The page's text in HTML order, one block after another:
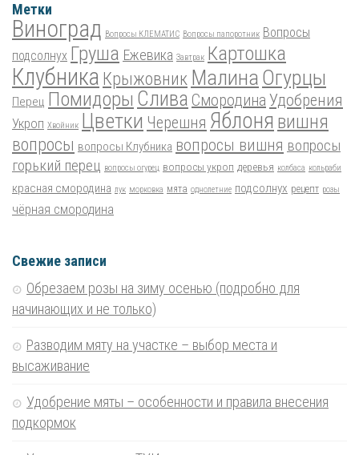
Метки
Виноград Вопросы КЛЕМАТИС Вопросы папоротник Вопросы
подсолнух Груша Ежевика Завтрак Картошка
Клубника Крыжовник Малина Огурцы
Перец Помидоры Слива Смородина Удобрения
Укроп Хвойник Цветки Черешня Яблоня вишня
вопросы вопросы Клубника вопросы вишня вопросы
горький перец вопросы огурец вопросы укроп деревья колбаса кольраби
красная смородина лук морковка мята однолетние подсолнух рецепт розы
чёрная смородина
Свежие записи
Обрезаем розы на зиму осенью (подробно для
начинающих и не только)
Разводим мяту на участке – выбор места и
высаживание
Удобрение мяты – особенности и правила внесения
подкормок